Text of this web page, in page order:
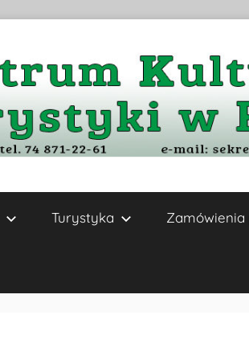
Turystyka Zamówienia